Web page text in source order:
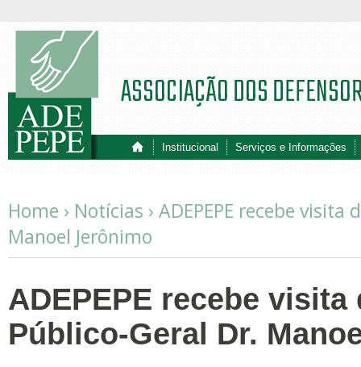
Institucional Serviços e Informações
ASSOCIAÇÃO DOS
Home › Notícias › ADEPEPE recebe
Manoel Jerônimo
ADEPEPE recebe visita
Público-Geral Dr.